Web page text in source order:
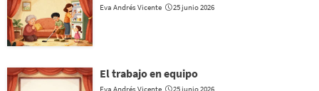
Eva Andrés Vicente 25 junio 2026
El trabajo en equipo